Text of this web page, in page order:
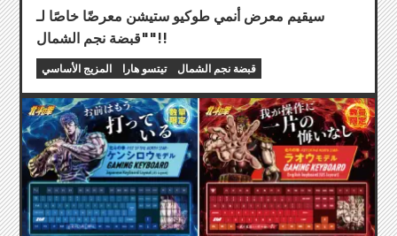
سيقيم معرض أنمي طوكيو ستيشن معرضًا خاصًا لـ
"قبضة نجم الشمال"!!
المزيج الأساسي تيتسو هارا قبضة نجم الشمال